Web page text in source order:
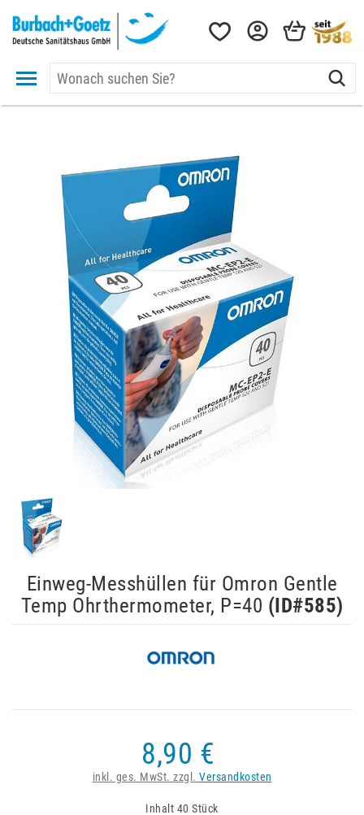
Einweg-Messhüllen für Omron Gentle
Temp Ohrthermometer, P=40 (ID#585)
8,90 €
inkl. ges. MwSt. zzgl. Versandkosten
Inhalt 40Stück